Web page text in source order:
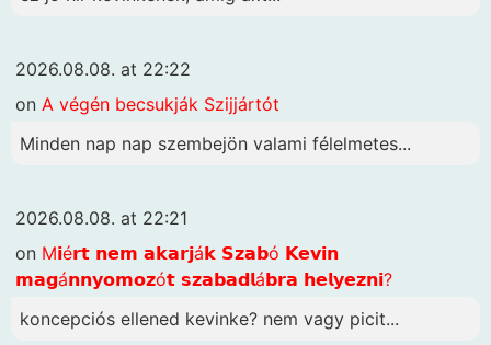
2026.08.08. at 22:22
on A végén becsukják Szijjártót
Minden nap nap szembejön valami félelmetes...
2026.08.08. at 22:21
on M𝗶é𝗿𝘁 𝗻𝗲𝗺 𝗮𝗸𝗮𝗿𝗷á𝗸 𝗦𝘇𝗮𝗯ó 𝗞𝗲𝘃𝗶𝗻
𝗺𝗮𝗴á𝗻𝗻𝘆𝗼𝗺𝗼𝘇ó𝘁 𝘀𝘇𝗮𝗯𝗮𝗱𝗹á𝗯𝗿𝗮 𝗵𝗲𝗹𝘆𝗲𝘇𝗻𝗶?
koncepciós ellened kevinke? nem vagy picit...